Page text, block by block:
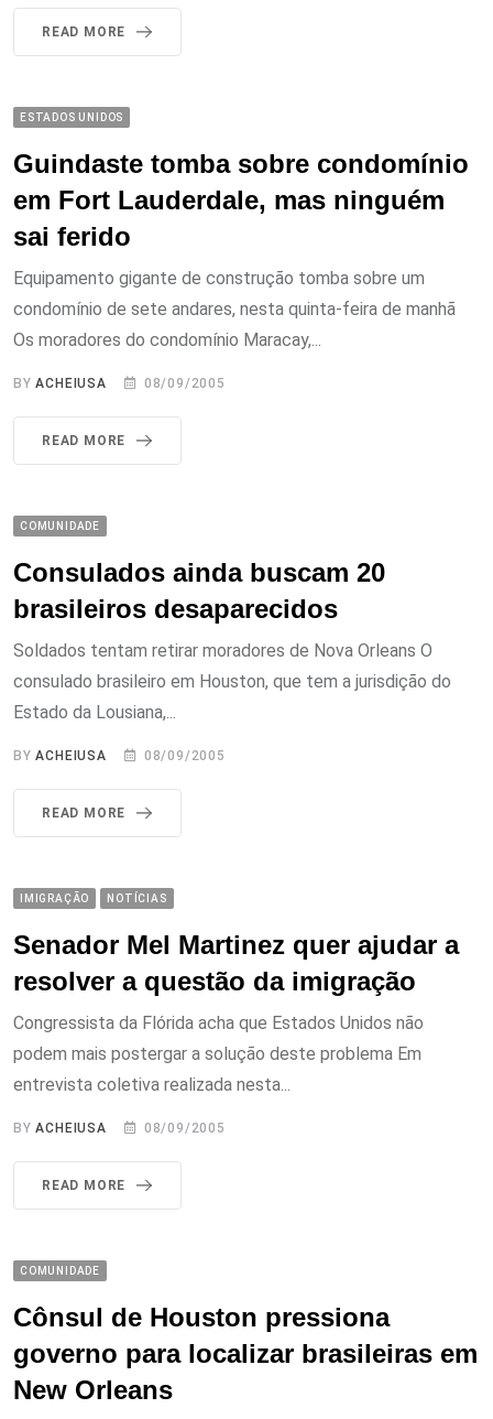
READ MORE
ESTADOS UNIDOS
Guindaste tomba sobre condomínio
em Fort Lauderdale, mas ninguém
sai ferido
Equipamento gigante de construção tomba sobre um
condomínio de sete andares, nesta quinta-feira de manhã
Os moradores do condomínio Maracay,...
BYACHEIUSA 08/09/2005
READ MORE
COMUNIDADE
Consulados ainda buscam 20
brasileiros desaparecidos
Soldados tentam retirar moradores de Nova Orleans O
consulado brasileiro em Houston, que tem a jurisdição do
Estado da Lousiana,...
BYACHEIUSA 08/09/2005
READ MORE
IMIGRAÇÃO NOTÍCIAS
Senador Mel Martinez quer ajudar a
resolver a questão da imigração
Congressista da Flórida acha que Estados Unidos não
podem mais postergar a solução deste problema Em
entrevista coletiva realizada nesta...
BYACHEIUSA 08/09/2005
READ MORE
COMUNIDADE
Cônsul de Houston pressiona
governo para localizar brasileiras em
New Orleans